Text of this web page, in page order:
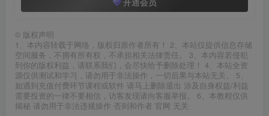
© 版权声明
1、本内容转载于网络，版权归原作者所有！ 2、本站仅提供信息存储
空间服务，不拥有所有权，不承担相关法律责任。 3、本内容若侵犯
到你的版权利益，请联系我们，会尽快给予删除处理！ 4、本站全资
源仅供测试和学习，请勿用于非法操作，一切后果与本站无关。 5、
如遇到充值付费环节课程或软件 请马上删除退出 涉及自身权益/利益
需要投资的一律不要相信，访客发现请向客服举报。 6、本教程仅供
揭秘 请勿用于非法违规操作 否则和作者 官网 无关